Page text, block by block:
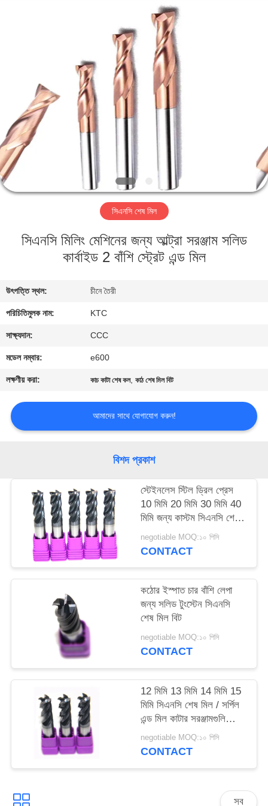
আমাদের
সম্পর্কে
কারখানা
যোগাযোগ
করুন
উদ্ধৃতির
আবেদন
ম্যাপ
PRIVACY
POLICY
সিএনসি শেষ মিল
সিএনসি মিলিং মেশিনের জন্য আল্ট্রা সরঞ্জাম সলিড
কার্বাইড 2 বাঁশি স্ট্রেট এন্ড মিল
উৎপত্তি স্থল: চীনে তৈরী
পরিচিতিমুলক নাম: KTC
সাক্ষ্যদান: CCC
মডেল নম্বার: e600
লক্ষণীয় করা: কাচ কাটা শেষ কল,কাঠ শেষ মিল বিট
আমাদের সাথে যোগাযোগ করুন!
বিশদ প্রকাশ
স্টেইনলেস স্টিল ড্রিল প্রেস
10 মিমি 20 মিমি 30 মিমি 40
মিমি জন্য কাস্টম সিএনসি শেষ
মিল বিটস
negotiable MOQ:১০ পিসি
CONTACT
কঠোর ইস্পাত চার বাঁশি লেপা
জন্য সলিড টুংস্টেন সিএনসি
শেষ মিল বিট
negotiable MOQ:১০ পিসি
CONTACT
12 মিমি 13 মিমি 14 মিমি 15
মিমি সিএনসি শেষ মিল / সর্পিল
এন্ড মিল কাটার সরঞ্জামগুলি
GU25UF
negotiable MOQ:১০ পিসি
CONTACT
সব